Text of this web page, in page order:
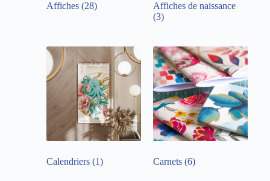
Affiches (28)
Affiches de naissance
(3)
Calendriers (1) Carnets (6)